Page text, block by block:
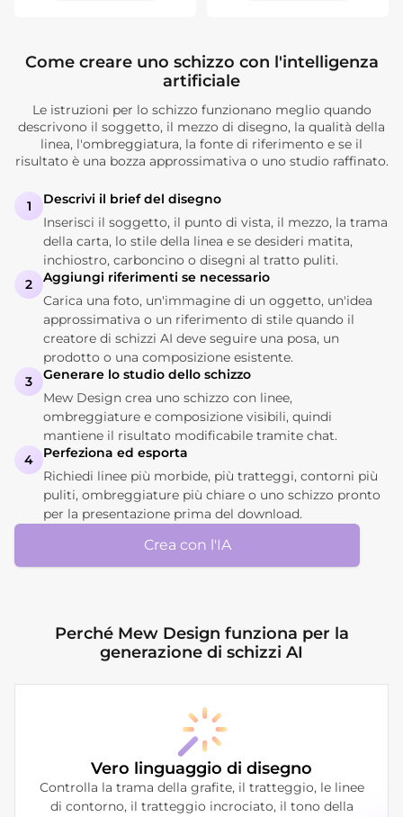
Come creare uno schizzo con l'intelligenza
artificiale
Le istruzioni per lo schizzo funzionano meglio quando
descrivono il soggetto, il mezzo di disegno, la qualità della
linea, l'ombreggiatura, la fonte di riferimento e se il
risultato è una bozza approssimativa o uno studio raffinato.
1
Descrivi il brief del disegno
Inserisci il soggetto, il punto di vista, il mezzo, la trama
della carta, lo stile della linea e se desideri matita,
inchiostro, carboncino o disegni al tratto puliti.
2
Aggiungi riferimenti se necessario
Carica una foto, un'immagine di un oggetto, un'idea
approssimativa o un riferimento di stile quando il
creatore di schizzi AI deve seguire una posa, un
prodotto o una composizione esistente.
3
Generare lo studio dello schizzo
Mew Design crea uno schizzo con linee,
ombreggiature e composizione visibili, quindi
mantiene il risultato modificabile tramite chat.
4
Perfeziona ed esporta
Richiedi linee più morbide, più tratteggi, contorni più
puliti, ombreggiature più chiare o uno schizzo pronto
per la presentazione prima del download.
Crea con l'IA
Perché Mew Design funziona per la
generazione di schizzi AI
Vero linguaggio di disegno
Controlla la trama della grafite, il tratteggio, le linee
di contorno, il tratteggio incrociato, il tono della